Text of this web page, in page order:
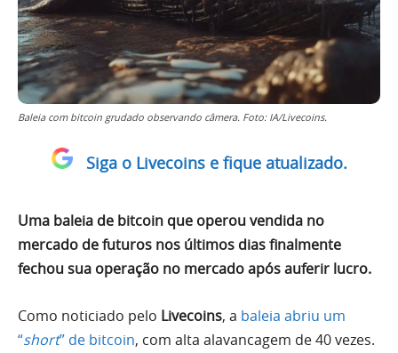
Baleia com bitcoin grudado observando câmera. Foto: IA/Livecoins.
Siga o Livecoins e fique atualizado.
Uma baleia de bitcoin que operou vendida no
mercado de futuros nos últimos dias finalmente
fechou sua operação no mercado após auferir lucro.
Como noticiado pelo Livecoins, a baleia abriu um
“short” de bitcoin, com alta alavancagem de 40 vezes.